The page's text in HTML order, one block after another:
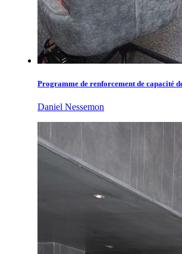
Programme de renforcement de capacité
Daniel Nessemon